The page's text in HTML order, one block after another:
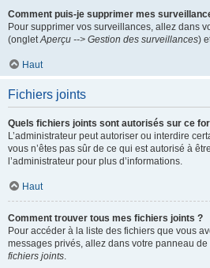
Comment puis-je supprimer mes
Pour supprimer vos surveillances, allez dans
(ongletAperçu --> Gestion des surveillances)
Haut
Fichiers joints
Quels fichiers joints sont autorisés sur ce
L’administrateur peut autoriser ou interdire
vous n’êtes pas sûr de ce qui est autorisé à
l’administrateur pour plus d’informations.
Haut
Comment trouver tous mes fichiers joints ?
Pour accéder à la liste des fichiers que vous
messages privés, allez dans votre panneau de
fichiers joints.